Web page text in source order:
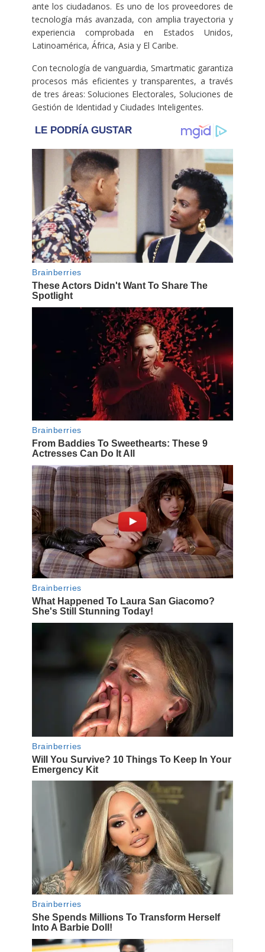
ante los ciudadanos. Es uno de los proveedores de
tecnología más avanzada, con amplia trayectoria y
experiencia comprobada en Estados Unidos,
Latinoamérica, África, Asia y El Caribe.
Con tecnología de vanguardia, Smartmatic garantiza
procesos más eficientes y transparentes, a través
de tres áreas: Soluciones Electorales, Soluciones de
Gestión de Identidad y Ciudades Inteligentes.